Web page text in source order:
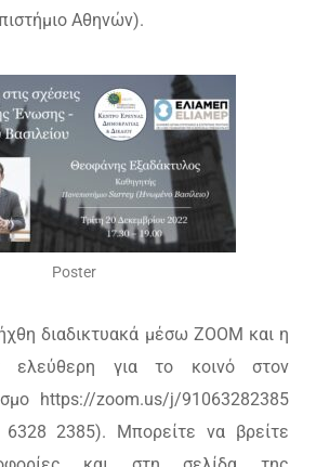
Αθηνών).
Poster
διαδικτυακά μέσω ΖΟΟΜ και η
ελεύθερη για το κοινό στον
https://zoom.us/j/91063282385
2385). Μπορείτε να βρείτε